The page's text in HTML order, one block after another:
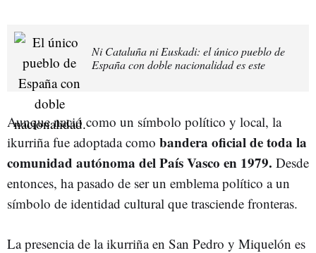
Ni Cataluña ni Euskadi: el único pueblo de
España con doble nacionalidad es este
Aunque nació como un símbolo político y local, la
ikurriña fue adoptada como bandera oficial de toda la
comunidad autónoma del País Vasco en 1979. Desde
entonces, ha pasado de ser un emblema político a un
símbolo de identidad cultural que trasciende fronteras.
La presencia de la ikurriña en San Pedro y Miquelón es